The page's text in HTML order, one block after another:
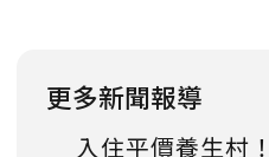
更多新聞報導
入住平價養生村